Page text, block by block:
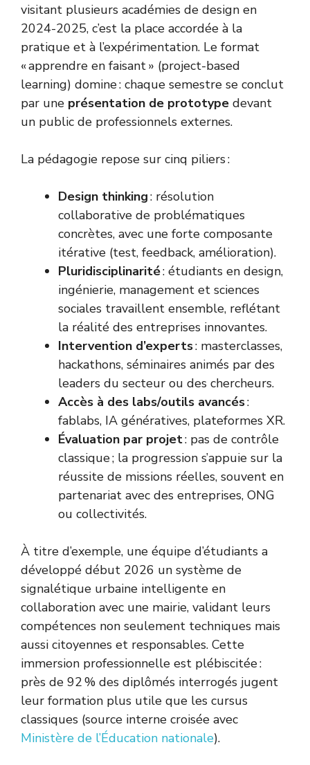
visitant plusieurs académies de design en
2024-2025, c’est la place accordée à la
pratique et à l’expérimentation. Le format
« apprendre en faisant » (project-based
learning) domine : chaque semestre se conclut
par une présentation de prototype devant
un public de professionnels externes.
La pédagogie repose sur cinq piliers :
Design thinking: résolution
collaborative de problématiques
concrètes, avec une forte composante
itérative (test, feedback, amélioration).
Pluridisciplinarité: étudiants en design,
ingénierie, management et sciences
sociales travaillent ensemble, reflétant
la réalité des entreprises innovantes.
Intervention d’experts: masterclasses,
hackathons, séminaires animés par des
leaders du secteur ou des chercheurs.
Accès à des labs/outils avancés:
fablabs, IA génératives, plateformes XR.
Évaluation par projet: pas de contrôle
classique ; la progression s’appuie sur la
réussite de missions réelles, souvent en
partenariat avec des entreprises, ONG
ou collectivités.
À titre d’exemple, une équipe d’étudiants a
développé début 2026 un système de
signalétique urbaine intelligente en
collaboration avec une mairie, validant leurs
compétences non seulement techniques mais
aussi citoyennes et responsables. Cette
immersion professionnelle est plébiscitée :
près de 92 % des diplômés interrogés jugent
leur formation plus utile que les cursus
classiques (source interne croisée avec
Ministère de l’Éducation nationale).